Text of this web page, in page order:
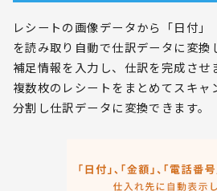
レシートの画像データから「日付」
を読み取り自動で仕訳データに変換
補足情報を入力し、仕訳を完成させ
複数枚のレシートをまとめてスキャ
分割し仕訳データに変換できます。